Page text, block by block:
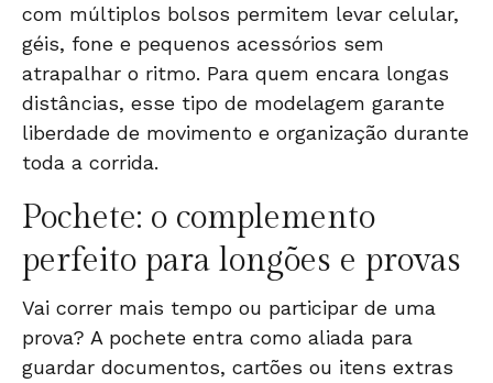
com múltiplos bolsos permitem levar celular,
géis, fone e pequenos acessórios sem
atrapalhar o ritmo. Para quem encara longas
distâncias, esse tipo de modelagem garante
liberdade de movimento e organização durante
toda a corrida.
Pochete: o complemento
perfeito para longões e provas
Vai correr mais tempo ou participar de uma
prova? A pochete entra como aliada para
guardar documentos, cartões ou itens extras